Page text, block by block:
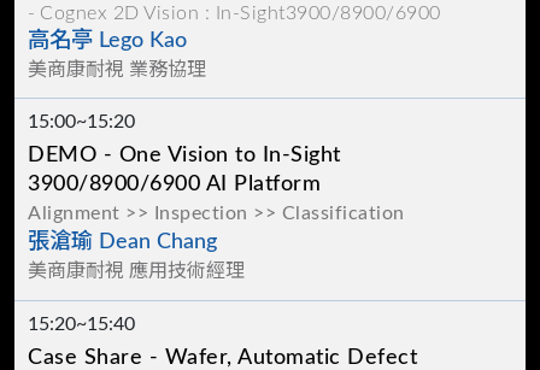
Cognex 2D Vision : In-Sight3900/8900/6900
高名亭 Lego Kao
美商康耐視 業務協理
15:00~15:20
DEMO - One Vision to In-Sight
3900/8900/6900 AI Platform
Alignment >> Inspection >> Classification
張滄瑜 Dean Chang
美商康耐視 應用技術經理
15:20~15:40
Case Share - Wafer, Automatic Defect